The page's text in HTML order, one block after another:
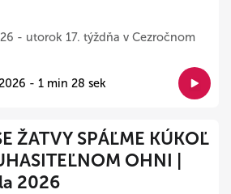
- utorok 17. týždňa v Cezročnom
- 1 min 28 sek
ŽATVY SPÁĽME KÚKOĽ
OHNI |
2026